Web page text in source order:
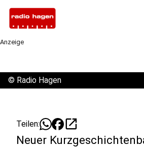
Anzeige
© Radio Hagen
Teilen: open_in_new
Neuer